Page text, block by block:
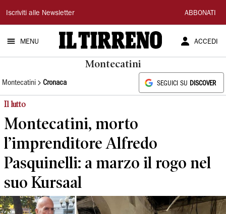
Il
Tirreno
Iscriviti alle Newsletter ABBONATI
MENU ACCEDI
Montecatini
Montecatini Cronaca SEGUICI SU DISCOVER
Il lutto
Montecatini, morto
l’imprenditore Alfredo
Pasquinelli: a marzo il rogo nel
suo Kursaal